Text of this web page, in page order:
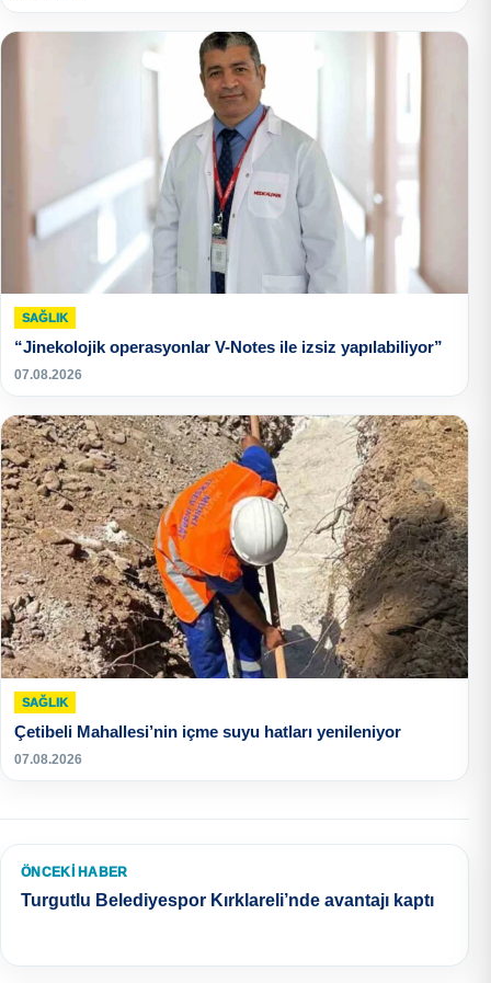
SAĞLIK
“Jinekolojik operasyonlar V-Notes ile izsiz yapılabiliyor”
07.08.2026
SAĞLIK
Çetibeli Mahallesi’nin içme suyu hatları yenileniyor
07.08.2026
ÖNCEKI HABER
Turgutlu Belediyespor Kırklareli’nde avantajı kaptı